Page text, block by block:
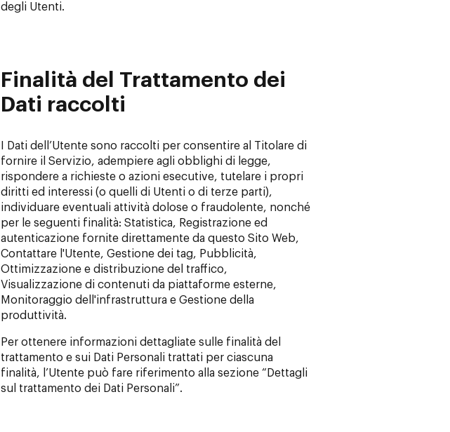
degli Utenti.
Finalità del Trattamento dei
Dati raccolti
I Dati dell’Utente sono raccolti per consentire al Titolare di
fornire il Servizio, adempiere agli obblighi di legge,
rispondere a richieste o azioni esecutive, tutelare i propri
diritti ed interessi (o quelli di Utenti o di terze parti),
individuare eventuali attività dolose o fraudolente, nonché
per le seguenti finalità: Statistica, Registrazione ed
autenticazione fornite direttamente da questo Sito Web,
Contattare l'Utente, Gestione dei tag, Pubblicità,
Ottimizzazione e distribuzione del traffico,
Visualizzazione di contenuti da piattaforme esterne,
Monitoraggio dell'infrastruttura e Gestione della
produttività.
Per ottenere informazioni dettagliate sulle finalità del
trattamento e sui Dati Personali trattati per ciascuna
finalità, l’Utente può fare riferimento alla sezione “Dettagli
sul trattamento dei Dati Personali”.